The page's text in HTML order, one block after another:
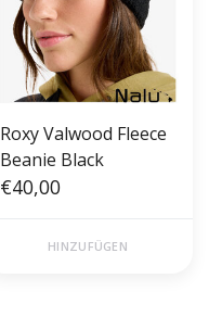
Roxy Valwood Fleece
Beanie Black
€40,00
HINZUFÜGEN